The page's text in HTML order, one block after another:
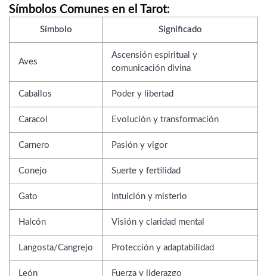
Símbolos Comunes en el Tarot:
Símbolo Significado
Aves
Ascensión espiritual y
comunicación divina
Caballos Poder y libertad
Caracol Evolución y transformación
Carnero Pasión y vigor
Conejo Suerte y fertilidad
Gato Intuición y misterio
Halcón Visión y claridad mental
Langosta/Cangrejo Protección y adaptabilidad
León Fuerza y liderazgo